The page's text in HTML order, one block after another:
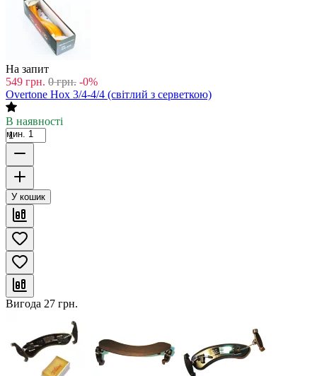
На запит
549 грн. 0 грн. -0%
Overtone Hox 3/4-4/4 (світлий з серветкою)
В наявності
мин. 1
У кошик
Вигода 27 грн.